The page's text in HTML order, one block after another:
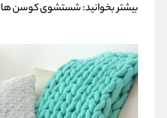
بیشتر بخوانید:شستشوی کوسن ها